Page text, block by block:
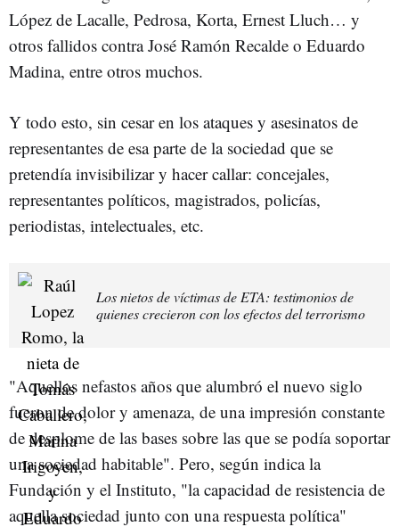
López de Lacalle, Pedrosa, Korta, Ernest Lluch… y
otros fallidos contra José Ramón Recalde o Eduardo
Madina, entre otros muchos.
Y todo esto, sin cesar en los ataques y asesinatos de
representantes de esa parte de la sociedad que se
pretendía invisibilizar y hacer callar: concejales,
representantes políticos, magistrados, policías,
periodistas, intelectuales, etc.
Los nietos de víctimas de ETA: testimonios de
quienes crecieron con los efectos del terrorismo
"Aquellos nefastos años que alumbró el nuevo siglo
fueron de dolor y amenaza, de una impresión constante
de desplome de las bases sobre las que se podía soportar
una sociedad habitable". Pero, según indica la
Fundación y el Instituto, "la capacidad de resistencia de
aquella sociedad junto con una respuesta política"